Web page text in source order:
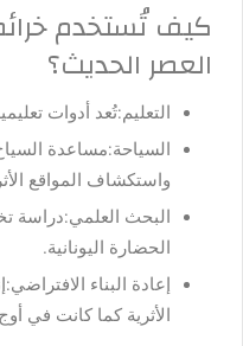
كيف تُستخدم
العصر الحديث؟
التعليم:تُعد أدوات
السياحة:مساعدة
واستكشاف المواقع
البحث العلمي:دراسة
الحضارة اليونانية.
إعادة البناء الافتراضي:
الأثرية كما كانت في